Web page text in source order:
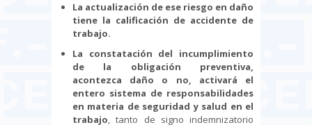
La actualización de ese riesgo en daño
tiene la calificación de accidente de
trabajo.
La constatación del incumplimiento
de la obligación preventiva,
acontezca daño o no, activará el
entero sistema de responsabilidades
en materia de seguridad y salud en el
trabajo, tanto de signo indemnizatorio